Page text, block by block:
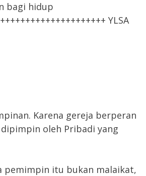
bagi hidup
YLSA
Karena gereja berperan
oleh Pribadi yang
pemimpin itu bukan malaikat,